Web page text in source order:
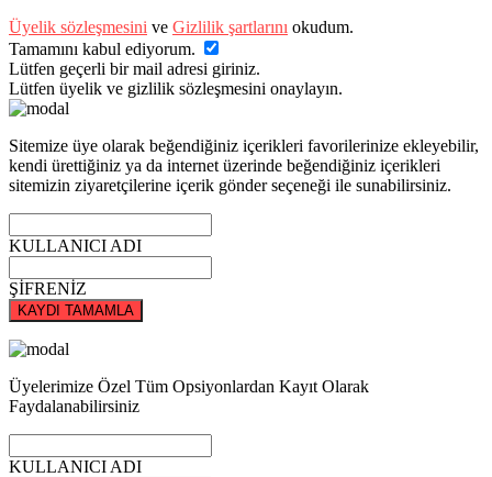
Üyelik sözleşmesini ve Gizlilik şartlarını okudum.
Tamamını kabul ediyorum.
Lütfen geçerli bir mail adresi giriniz.
Lütfen üyelik ve gizlilik sözleşmesini onaylayın.
Sitemize üye olarak beğendiğiniz içerikleri favorilerinize ekleyebilir,
kendi ürettiğiniz ya da internet üzerinde beğendiğiniz içerikleri
sitemizin ziyaretçilerine içerik gönder seçeneği ile sunabilirsiniz.
KULLANICI ADI
ŞİFRENİZ
KAYDI TAMAMLA
Üyelerimize Özel Tüm Opsiyonlardan Kayıt Olarak
Faydalanabilirsiniz
KULLANICI ADI